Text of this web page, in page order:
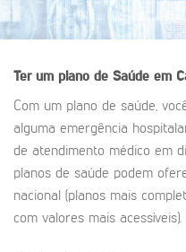
Ter um plano de Saúde em
Com um plano de saúde,
alguma emergência
de atendimento médico em
planos de saúde podem
nacional (planos mais
com valores mais acessíveis).